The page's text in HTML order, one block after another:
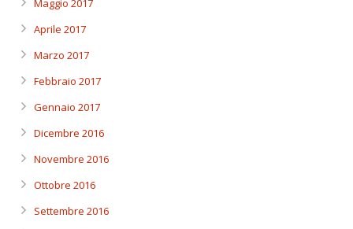
Maggio 2017
Aprile 2017
Marzo 2017
Febbraio 2017
Gennaio 2017
Dicembre 2016
Novembre 2016
Ottobre 2016
Settembre 2016